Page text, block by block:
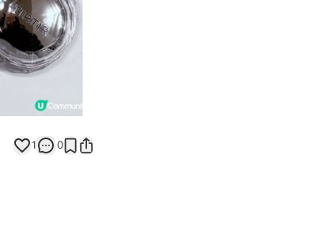
1 0